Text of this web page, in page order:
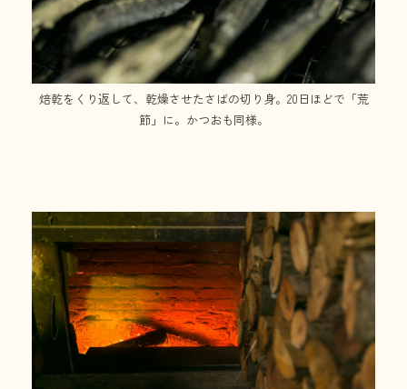
焙乾をくり返して、乾燥させたさばの切り身。20日ほどで「荒
節」に。かつおも同様。